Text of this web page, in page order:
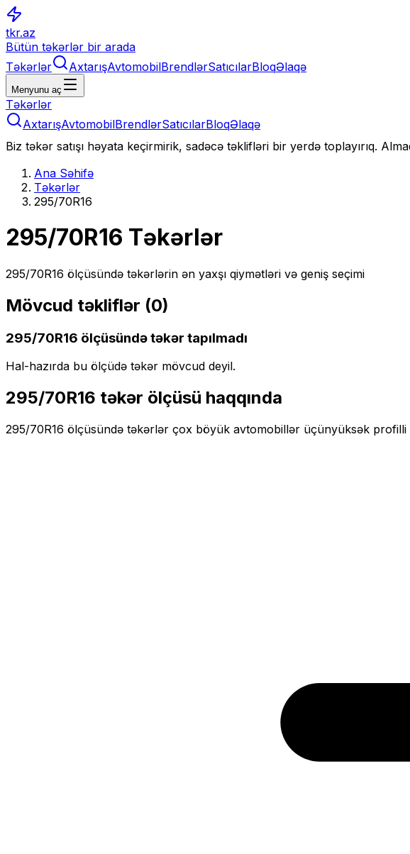
tkr.az
Bütün təkərlər bir arada
Təkərlər
AxtarışAvtomobilBrendlərSatıcılarBloqƏlaqə
Menyunu aç
Təkərlər
AxtarışAvtomobilBrendlərSatıcılarBloqƏlaqə
Biz təkər satışı həyata keçirmirik, sadəcə təklifləri bir yerdə toplayırıq.
Ana Səhifə
Təkərlər
295/70R16
295/70R16 Təkərlər
295/70R16 ölçüsündə təkərlərin ən yaxşı qiymətləri və geniş seçimi
Mövcud təkliflər (0)
295/70R16 ölçüsündə təkər tapılmadı
Hal-hazırda bu ölçüdə təkər mövcud deyil.
295/70R16 təkər ölçüsü haqqında
295/70R16 ölçüsündə təkərlər çox böyük avtomobillər üçünyüksək